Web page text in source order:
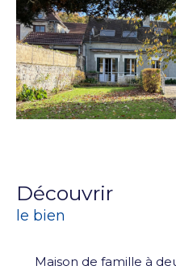
découvrir
le bien
Maison de famille à